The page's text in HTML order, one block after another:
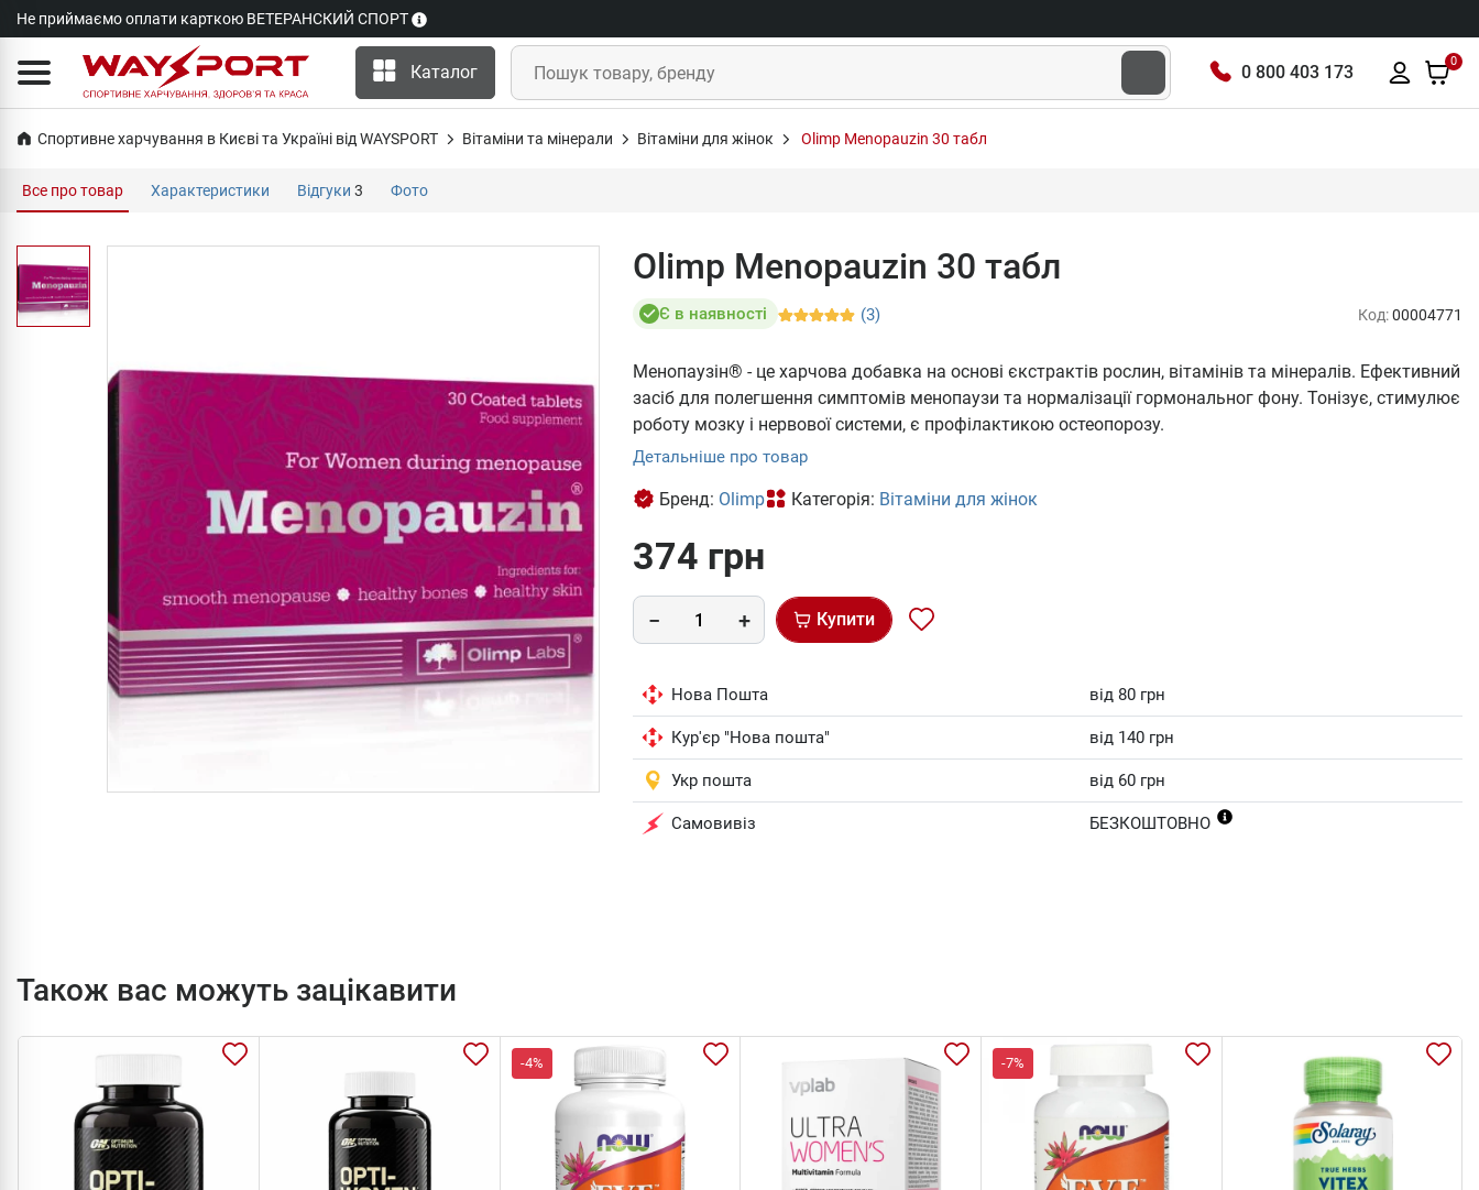
Не приймаємо оплати карткою ВЕТЕРАНСКИЙ СПОРТ
Каталог 0 800 403 173
0
Спортивне харчування в Києві та Україні від WAYSPORT Вітаміни та мінерали Вітаміни для жінок Olimp Menopauzin 30 табл
Все про товар Характеристики Відгуки 3 Фото
Olimp Menopauzin 30 табл
Є в наявності (3) Код:00004771
Менопаузін® - це харчова добавка на основі єкстрактів рослин, вітамінів та мінералів. Ефективний
засіб для полегшення симптомів менопаузи та нормалізації гормональног фону. Тонізує, стимулює
роботу мозку і нервової системи, є профілактикою остеопорозу.
Детальніше про товар
Бренд: Olimp Категорія: Вітаміни для жінок
374 грн
Купити
Нова Пошта від 80 грн
Кур'єр "Нова пошта" від 140 грн
Укр пошта від 60 грн
Самовивіз БЕЗКОШТОВНО
Також вас можуть зацікавити
-4% -7%